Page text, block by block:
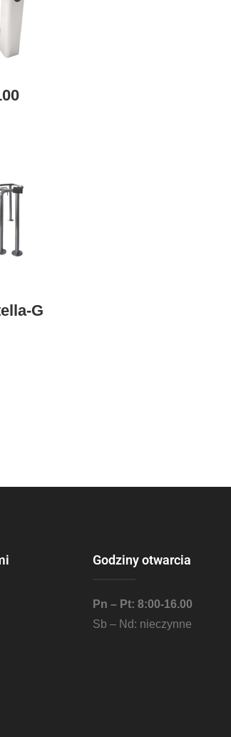
G
Godziny otwarcia
Pn – Pt: 8:00-16.00
Sb – Nd: nieczynne